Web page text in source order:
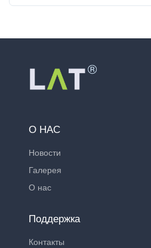
О НАС
Новости
Галерея
О нас
Поддержка
Контакты